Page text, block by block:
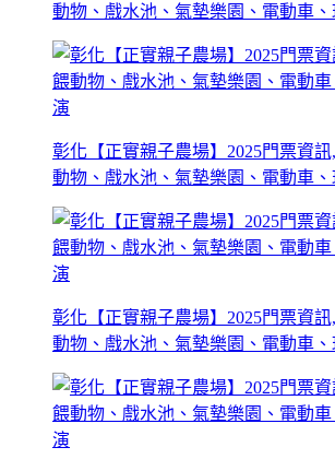
動物、戲水池、氣墊樂園、電動車
彰化【正實親子農場】2025門票資
動物、戲水池、氣墊樂園、電動車
彰化【正實親子農場】2025門票資
動物、戲水池、氣墊樂園、電動車